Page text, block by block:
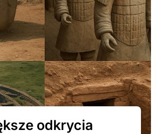
odkrycia